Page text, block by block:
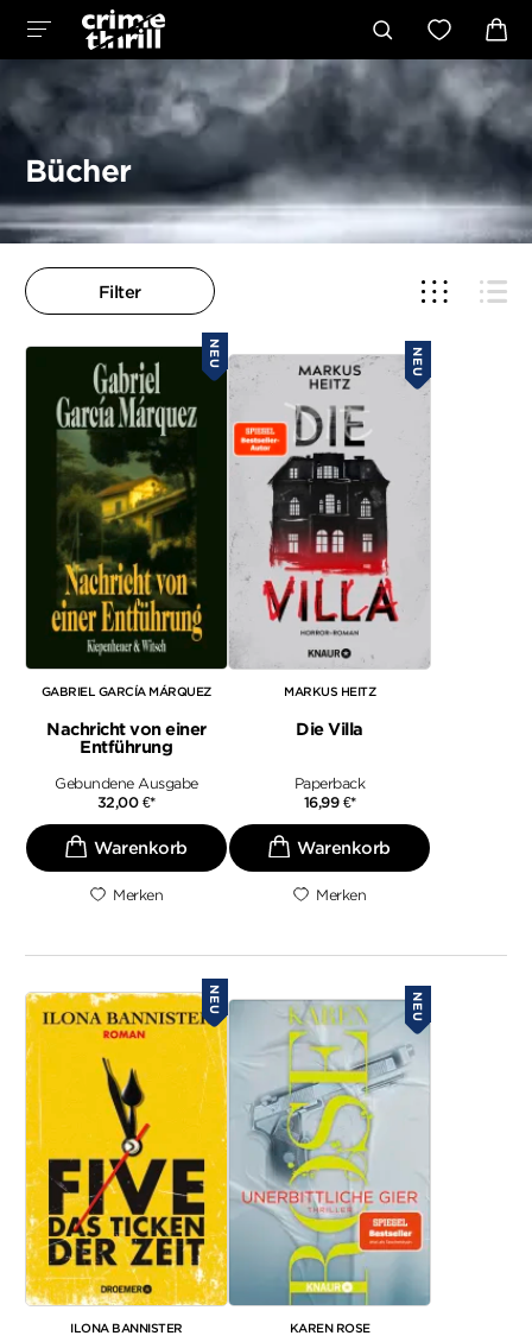
Bücher
Filter
NEU
GABRIEL GARCÍA MÁRQUEZ
Nachricht von einer
Entführung
Gebundene Ausgabe
32,00 €*
Merken
NEU
MARKUS HEITZ
Die Villa
Paperback
16,99 €*
Merken
NEU
ILONA BANNISTER
NEU
KAREN ROSE